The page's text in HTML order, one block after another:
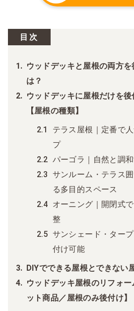
目次
ウッドデッキと屋根の両方
は？
ウッドデッキに屋根だけを
【屋根の種類】
テラス屋根｜定番で
プ
パーゴラ｜自然と調
サンルーム・テラス
る多目的スペース
オーニング｜開閉式
整
サンシェード・ター
付け可能
DIYでできる屋根とできない
ウッドデッキ屋根のリフォ
ット商品／屋根のみ後付け】